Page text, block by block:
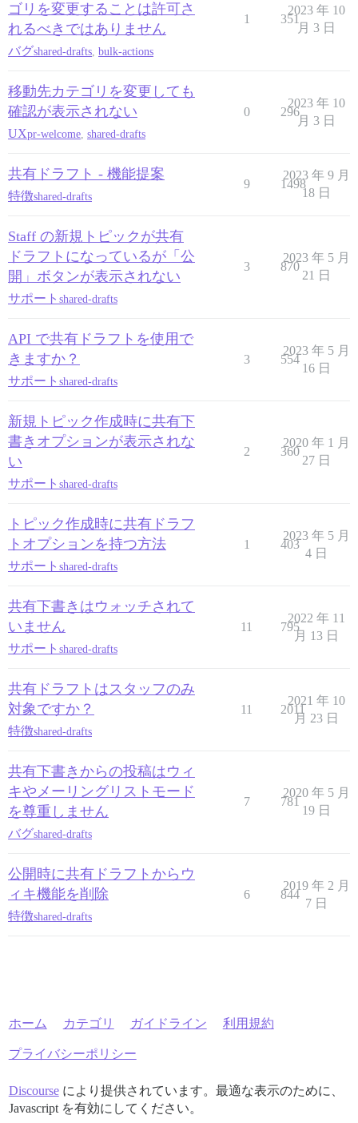
ゴリを変更することは許可さ
れるべきではありません
バグshared-drafts bulk-actions
1 351
2023 年 10
月 3 日
移動先カテゴリを変更しても
確認が表示されない
UXpr-welcome shared-drafts
0 296
2023 年 10
月 3 日
共有ドラフト - 機能提案
特徴shared-drafts
9 1498
2023 年 9 月
18 日
Staff の新規トピックが共有
ドラフトになっているが「公
開」ボタンが表示されない
サポート shared-drafts
3 870
2023 年 5 月
21 日
API で共有ドラフトを使用で
きますか？
サポート shared-drafts
3 554
2023 年 5 月
16 日
新規トピック作成時に共有下
書きオプションが表示されな
い
サポート shared-drafts
2 360
2020 年 1 月
27 日
トピック作成時に共有ドラフ
トオプションを持つ方法
サポート shared-drafts
1 403
2023 年 5 月
4 日
共有下書きはウォッチされて
いません
サポート shared-drafts
11 795
2022 年 11
月 13 日
共有ドラフトはスタッフのみ
対象ですか？
特徴shared-drafts
11 2011
2021 年 10
月 23 日
共有下書きからの投稿はウィ
キやメーリングリストモード
を尊重しません
バグshared-drafts
7 781
2020 年 5 月
19 日
公開時に共有ドラフトからウ
ィキ機能を削除
特徴shared-drafts
6 844
2019 年 2 月
7 日
ホーム カテゴリ ガイドライン 利用規約
プライバシーポリシー
Discourseにより提供されています。最適な表示のために、
Javascript を有効にしてください。